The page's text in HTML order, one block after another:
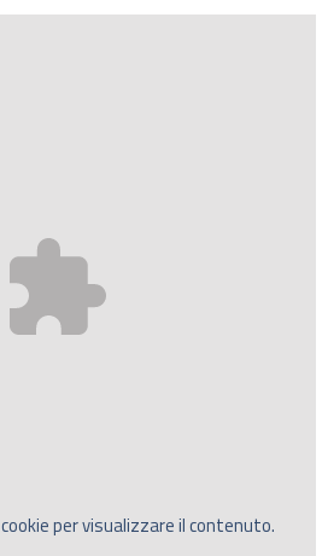
cookie per visualizzare il contenuto.